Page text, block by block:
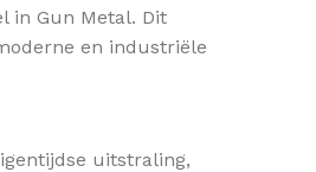
in Gun Metal. Dit
en industriële
uitstraling,